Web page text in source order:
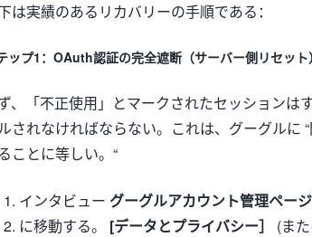
は実績のあるリカバリーの手順である：
ップ1：OAuth認証の完全遮断（サーバー側リセット）
、「不正使用」とマークされたセッションは
されなければならない。これは、グーグルに
ことに等しい。“
インタビュー グーグルアカウント管理ページ
に移動する。 [データとプライバシー］ (ま